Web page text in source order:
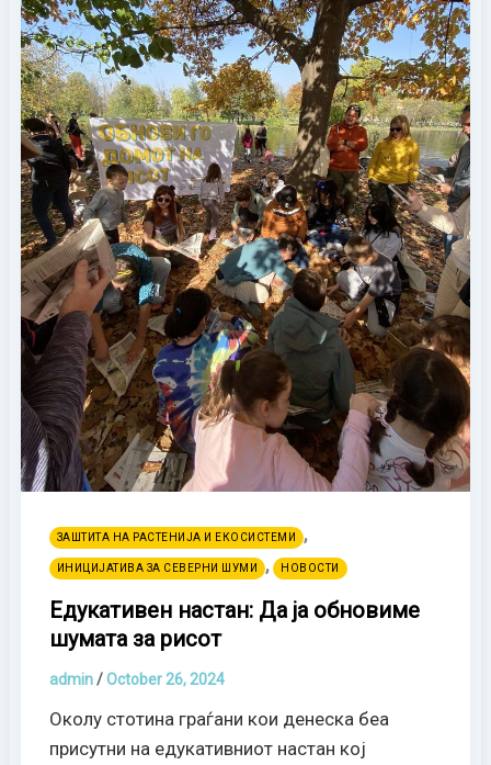
ЗАШТИТА НА РАСТЕНИЈА И ЕКОСИСТЕМИ ,
ИНИЦИЈАТИВА ЗА СЕВЕРНИ ШУМИ , НОВОСТИ
Едукативен настан: Да ја обновиме
шумата за рисот
admin/October 26, 2024
Околу стотина граѓани кои денеска беа
присутни на едукативниот настан кој